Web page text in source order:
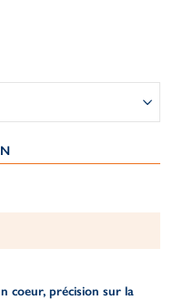
coeur, précision sur la